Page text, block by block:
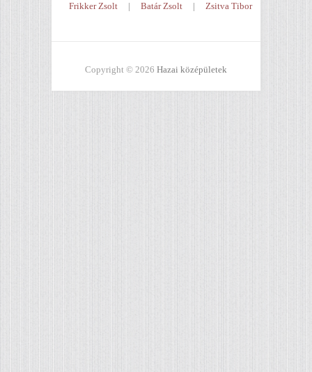
Frikker Zsolt | Batár Zsolt | Zsitva Tibor
Copyright © 2026 Hazai középületek